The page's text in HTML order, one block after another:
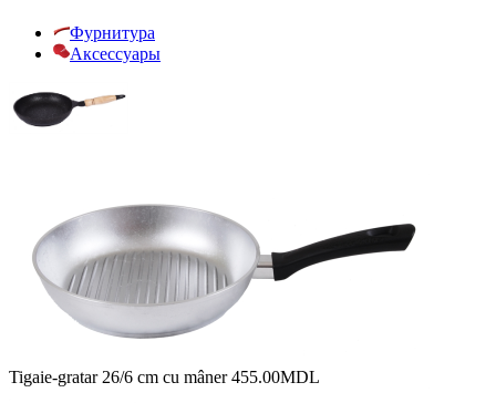
Фурнитура
Аксессуары
Tigaie-gratar 26/6 cm cu mâner 455.00MDL